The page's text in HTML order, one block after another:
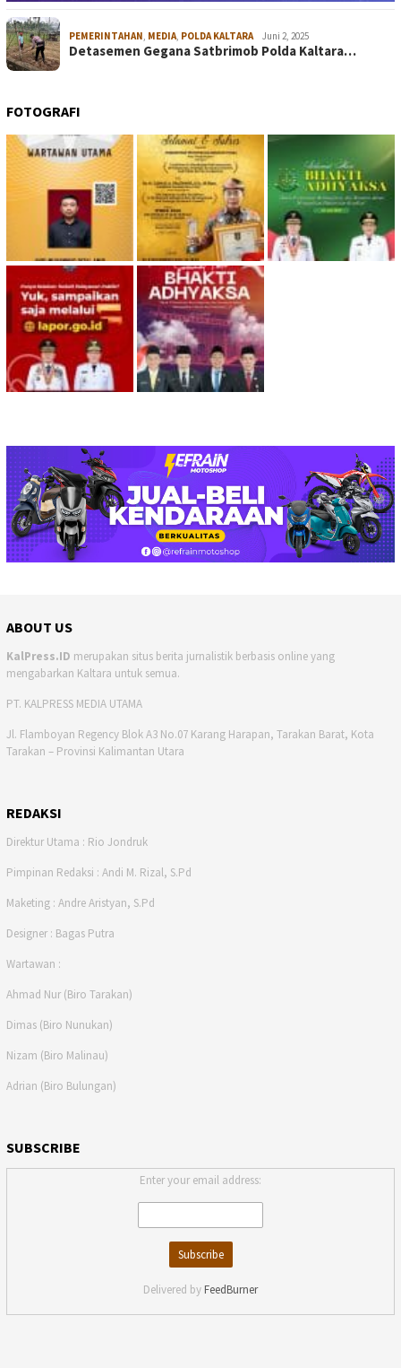
PEMERINTAHAN, MEDIA, POLDA KALTARA Juni 2, 2025
Detasemen Gegana Satbrimob Polda Kaltara…
FOTOGRAFI
ABOUT US
KalPress.ID merupakan situs berita jurnalistik berbasis online yang
mengabarkan Kaltara untuk semua.
PT. KALPRESS MEDIA UTAMA
Jl. Flamboyan Regency Blok A3 No.07 Karang Harapan, Tarakan Barat, Kota
Tarakan – Provinsi Kalimantan Utara
REDAKSI
Direktur Utama : Rio Jondruk
Pimpinan Redaksi : Andi M. Rizal, S.Pd
Maketing : Andre Aristyan, S.Pd
Designer : Bagas Putra
Wartawan :
Ahmad Nur (Biro Tarakan)
Dimas (Biro Nunukan)
Nizam (Biro Malinau)
Adrian (Biro Bulungan)
SUBSCRIBE
Enter your email address:
Delivered by FeedBurner